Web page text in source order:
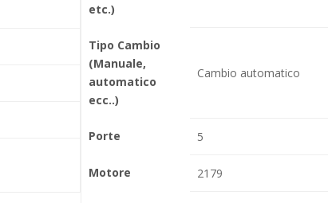
etc.)
Tipo Cambio
(Manuale,
automatico
ecc..)
Cambio automatico
Porte 5
Motore 2179